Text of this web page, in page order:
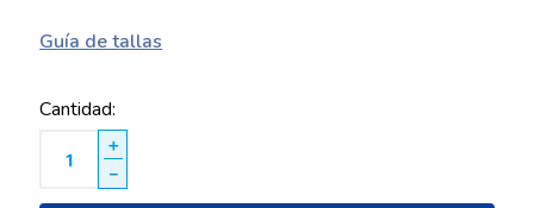
Guía de tallas
Cantidad
＋
－